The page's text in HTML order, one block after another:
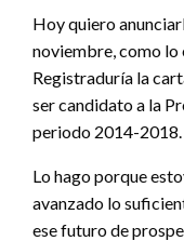
Hoy quiero
noviembre, como lo
Registraduría la
ser candidato a la
periodo 2014-2018.
Lo hago porque
avanzado lo
ese futuro de